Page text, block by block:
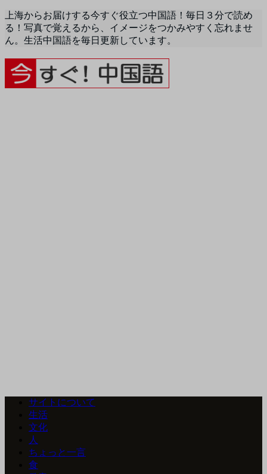
上海からお届けする今すぐ役立つ中国語！毎日３分で読め
る！写真で覚えるから、イメージをつかみやすく忘れませ
ん。生活中国語を毎日更新しています。
サイトについて
生活
文化
人
ちょっと一言
食